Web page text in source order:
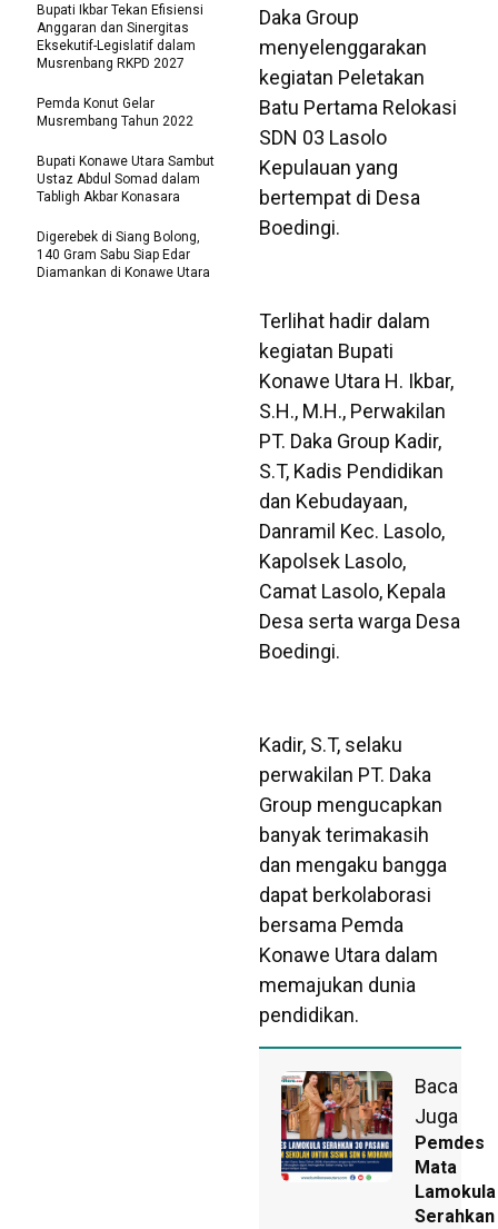
Daka Group
menyelenggarakan
kegiatan Peletakan
Batu Pertama Relokasi
SDN 03 Lasolo
Kepulauan yang
bertempat di Desa
Boedingi.
Terlihat hadir dalam
kegiatan Bupati
Konawe Utara H. Ikbar,
S.H., M.H., Perwakilan
PT. Daka Group Kadir,
S.T, Kadis Pendidikan
dan Kebudayaan,
Danramil Kec. Lasolo,
Kapolsek Lasolo,
Camat Lasolo, Kepala
Desa serta warga Desa
Boedingi.
Kadir, S.T, selaku
perwakilan PT. Daka
Group mengucapkan
banyak terimakasih
dan mengaku bangga
dapat berkolaborasi
bersama Pemda
Konawe Utara dalam
memajukan dunia
pendidikan.
Baca
Juga
Pemdes
Mata
Lamokula
Serahkan
Bupati Ikbar Tekan Efisiensi
Anggaran dan Sinergitas
Eksekutif-Legislatif dalam
Musrenbang RKPD 2027
Pemda Konut Gelar
Musrembang Tahun 2022
Bupati Konawe Utara Sambut
Ustaz Abdul Somad dalam
Tabligh Akbar Konasara
Digerebek di Siang Bolong,
140 Gram Sabu Siap Edar
Diamankan di Konawe Utara